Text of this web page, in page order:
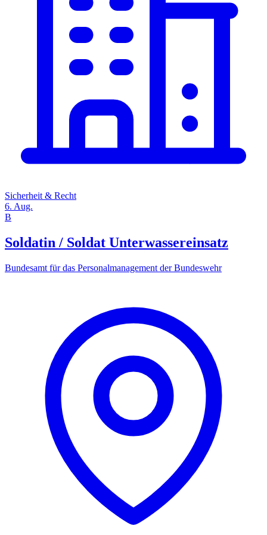
Sicherheit & Recht
6. Aug.
B
Soldatin / Soldat Unterwassereinsatz
Bundesamt für das Personalmanagement der Bundeswehr